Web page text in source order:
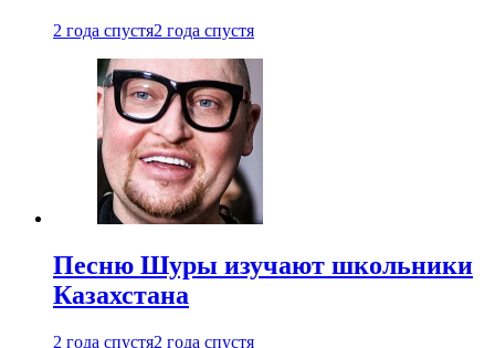
2 года спустя2 года спустя
Песню Шуры изучают школьники
Казахстана
2 года спустя2 года спустя